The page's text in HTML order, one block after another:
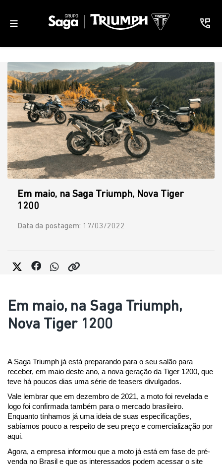
Em maio, na Saga Triumph, Nova Tiger
1200
Data da postagem: 17/03/2022
Em maio, na Saga Triumph,
Nova Tiger 1200
A Saga Triumph já está preparando para o seu salão para
receber, em maio deste ano, a nova geração da Tiger 1200, que
teve há poucos dias uma série de teasers divulgados.
Vale lembrar que em dezembro de 2021, a moto foi revelada e
logo foi confirmada também para o mercado brasileiro.
Enquanto tínhamos já uma ideia de suas especificações,
sabíamos pouco a respeito de seu preço e comercialização por
aqui.
Agora, a empresa informou que a moto já está em fase de pré-
venda no Brasil e que os interessados podem acessar o site